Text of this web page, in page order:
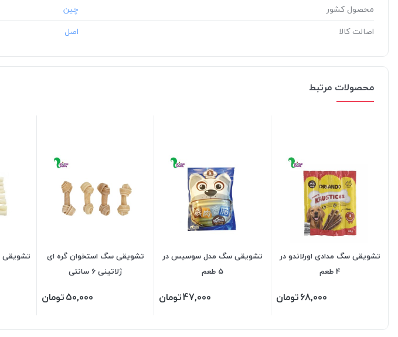
محصول کشور
اصالت کالا
محصولات مرتبط
تشویقی سگ مدادی اورلاندو در
4 طعم
68,000تومان
تشویقی سگ مدل سوسیس در
5 طعم
47,000تومان
تشویقی سگ استخوان گره ای
ژلاتینی 6 سانتی
50,000تومان